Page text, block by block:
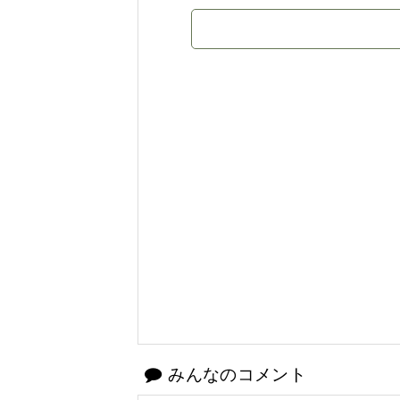
みんなのコメント